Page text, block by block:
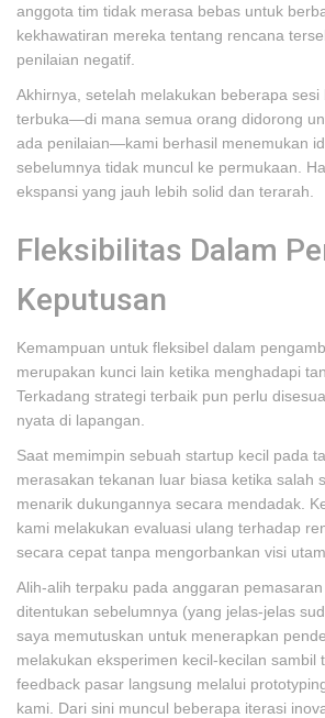
anggota tim tidak merasa bebas untuk
kekhawatiran mereka tentang rencana
penilaian negatif.
Akhirnya, setelah melakukan beberapa sesi
terbuka—di mana semua orang didorong
ada penilaian—kami berhasil menemukan
sebelumnya tidak muncul ke permukaan.
ekspansi yang jauh lebih solid dan terarah.
Fleksibilitas Dalam
Keputusan
Kemampuan untuk fleksibel dalam
merupakan kunci lain ketika menghadapi
Terkadang strategi terbaik pun perlu
nyata di lapangan.
Saat memimpin sebuah startup kecil pada
merasakan tekanan luar biasa ketika salah
menarik dukungannya secara mendadak.
kami melakukan evaluasi ulang terhadap
secara cepat tanpa mengorbankan visi
Alih-alih terpaku pada anggaran
ditentukan sebelumnya (yang jelas-jelas
saya memutuskan untuk menerapkan
melakukan eksperimen kecil-kecilan sambil
feedback pasar langsung melalui
kami. Dari sini muncul beberapa iterasi